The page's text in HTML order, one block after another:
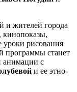
и жителей города
кинопоказы,
уроки рисования
программы станет
анимации с
и ее этно-